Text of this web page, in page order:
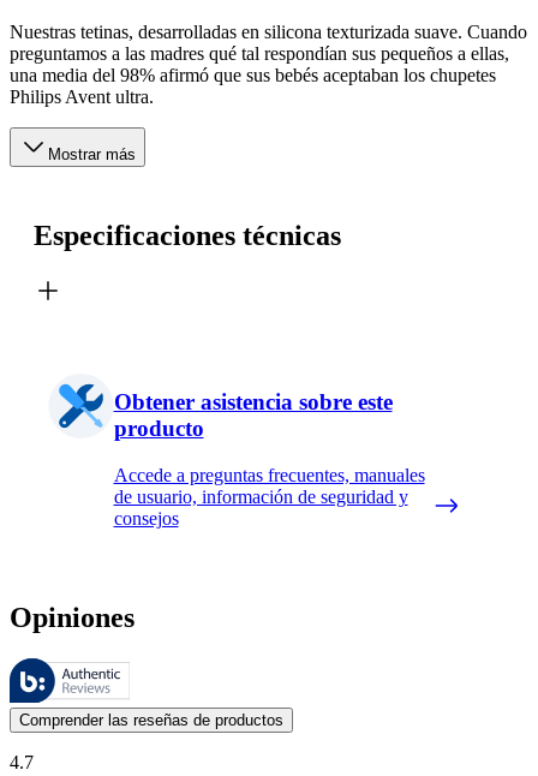
Nuestras tetinas, desarrolladas en silicona texturizada suave. Cuando
preguntamos a las madres qué tal respondían sus pequeños a ellas,
una media del 98% afirmó que sus bebés aceptaban los chupetes
Philips Avent ultra.
Mostrar más
Especificaciones técnicas
Obtener asistencia sobre este
producto
Accede a preguntas frecuentes, manuales
de usuario, información de seguridad y
consejos
Opiniones
Estas reseñas las gestiona Bazaarvoice y cumplen con la política de
Las opiniones de los clientes en forma de reseñas de productos y
Comprender las reseñas de productos
4.7